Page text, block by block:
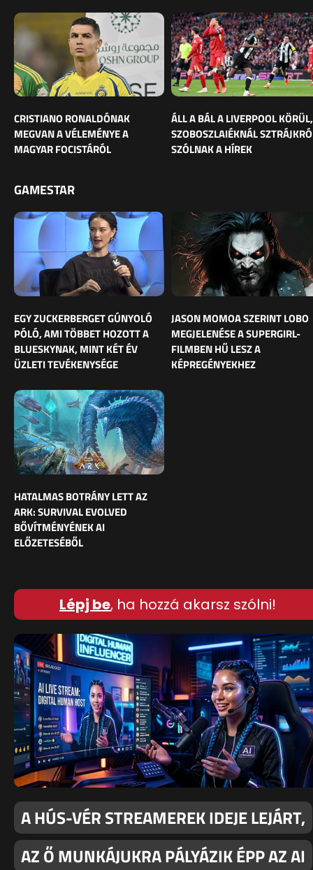
CRISTIANO RONALDÓNAK
MEGVAN A VÉLEMÉNYE A
MAGYAR FOCISTÁRÓL
ÁLL A BÁL A LIVERPOOL KÖRÜL,
SZOBOSZLAIÉKNÁL
SZÓLNAK A HÍREK
GAMESTAR
EGY ZUCKERBERGET GÚNYOLÓ
PÓLÓ, AMI TÖBBET HOZOTT A
BLUESKYNAK, MINT KÉT ÉV
ÜZLETI TEVÉKENYSÉGE
JASON MOMOA SZERINT LOBO
MEGJELENÉSE A SUPERGIRL-
FILMBEN HŰ LESZ A
KÉPREGÉNYEKHEZ
HATALMAS BOTRÁNY LETT AZ
ARK: SURVIVAL EVOLVED
BŐVÍTMÉNYÉNEK AI
ELŐZETESÉBŐL
Lépj be, ha hozzá akarsz szólni!
A HÚS-VÉR STREAMEREK IDEJE LEJÁRT,
AZ Ő MUNKÁJUKRA PÁLYÁZIK ÉPP AZ AI